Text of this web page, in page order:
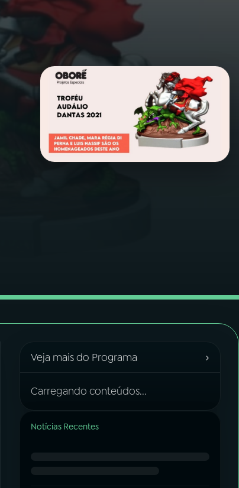
Veja mais do Programa ›
Carregando conteúdos...
Notícias Recentes